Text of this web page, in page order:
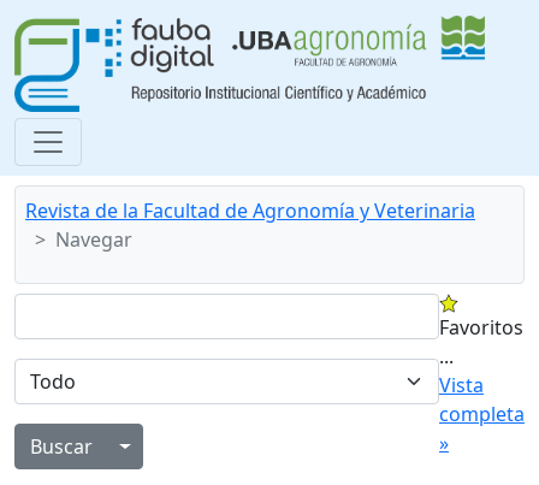
Revista de la Facultad de Agronomía y Veterinaria
Navegar
Alternar menú desplegable
Favoritos
...
Vista
completa
»